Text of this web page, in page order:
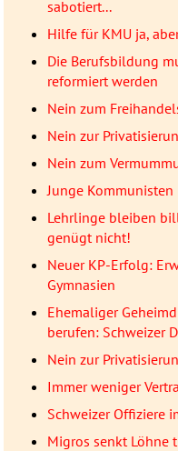
sabotiert...
Hilfe für KMU ja,
Die Berufsbildung
reformiert werden
Nein zum
Nein zur
Nein zum
Junge
Lehrlinge bleiben
genügt nicht!
Neuer KP-Erfolg:
Gymnasien
Ehemaliger
berufen: Schweizer
Nein zur
Immer weniger
Schweizer Offiziere
Migros senkt Löhne